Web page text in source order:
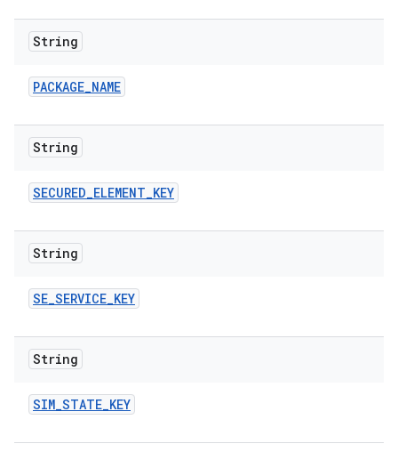
String
PACKAGE_NAME
String
SECURED_ELEMENT_KEY
String
SE_SERVICE_KEY
String
SIM_STATE_KEY